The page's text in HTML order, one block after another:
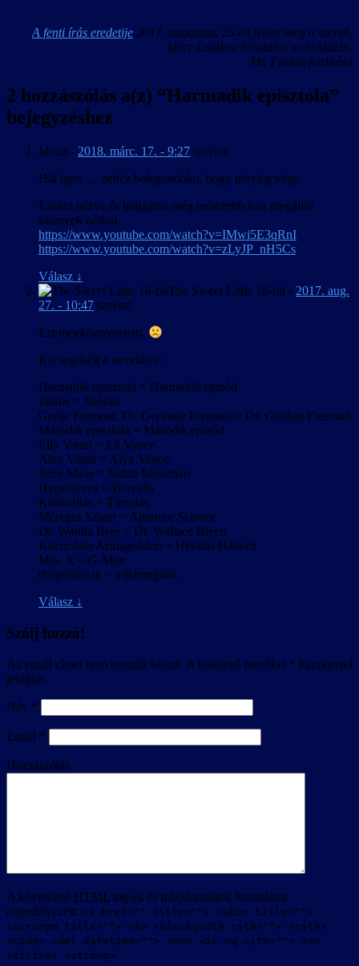
A fenti írás eredetije 2017. augusztus 25-én jelent meg a szerző,
Marc Laidlaw hivatalos weboldalán.
Mr. Fusion fordítása
2 hozzászólás a(z) “Harmadik episztola”
bejegyzéshez
Mezo - 2018. márc. 17. - 9:27 szerint:
Hát igen…. nehéz belegondolni, hogy tényleg vége.
Ezeket nézve és hallgatva még nehezebb lesz megállni
könnyek nélkül.
https://www.youtube.com/watch?v=IMwi5E3qRnI
https://www.youtube.com/watch?v=zLyJP_nH5Cs
Válasz ↓
The Sweet Little 16-bit - 2017. aug.
27. - 10:47 szerint:
Ezt megkönnyeztem.
Kis segítség a nevekhez:
Harmadik episztola = Harmadik epizód
Játkos = Játékos
Gertie Fremont, Dr. Gertrude Fremont = Dr. Gordon Freeman
Második episztola = Második epizód
Elly Vaunt = Eli Vance
Alex Vaunt = Alyx Vance
Jerry Maas = Judith Mossman
Hyperborea = Borealis
Különállás = Társulás
Méreges Sziget = Aperture Science
Dr. Wanda Bree = Dr. Wallace Breen
Kilencórás Armageddon = Hétórás Háború
Mrs. X = G-Man
dörgőlábúak = villámujjúak
Válasz ↓
Szólj hozzá!
Az email címet nem tesszük közzé. A kötelező mezőket * karakterrel
jelöljük.
Név *
Email *
Hozzászólás
A következő HTML tag-ek és tulajdonságok használata
engedélyezett: <a href="" title=""> <abbr title="">
<acronym title=""> <b> <blockquote cite=""> <cite>
<code> <del datetime=""> <em> <i> <q cite=""> <s>
<strike> <strong>